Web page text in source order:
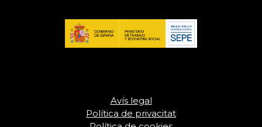
Avís legal
Política de privacitat